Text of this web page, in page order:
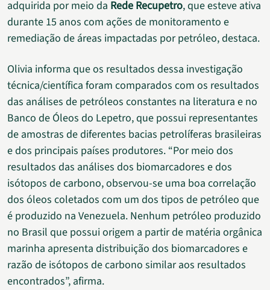
adquirida por meio da Rede Recupetro, que esteve ativa
durante 15 anos com ações de monitoramento e
remediação de áreas impactadas por petróleo, destaca.
Olivia informa que os resultados dessa investigação
técnica/científica foram comparados com os resultados
das análises de petróleos constantes na literatura e no
Banco de Óleos do Lepetro, que possui representantes
de amostras de diferentes bacias petrolíferas brasileiras
e dos principais países produtores. “Por meio dos
resultados das análises dos biomarcadores e dos
isótopos de carbono, observou-se uma boa correlação
dos óleos coletados com um dos tipos de petróleo que
é produzido na Venezuela. Nenhum petróleo produzido
no Brasil que possui origem a partir de matéria orgânica
marinha apresenta distribuição dos biomarcadores e
razão de isótopos de carbono similar aos resultados
encontrados”, afirma.